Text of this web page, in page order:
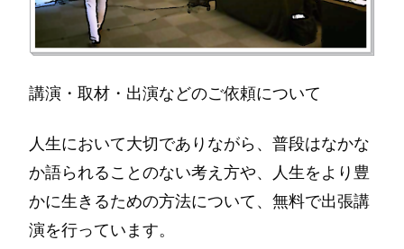
講演・取材・出演などのご依頼について
人生において大切でありながら、普段はなかな
か語られることのない考え方や、人生をより豊
かに生きるための方法について、無料で出張講
演を行っています。